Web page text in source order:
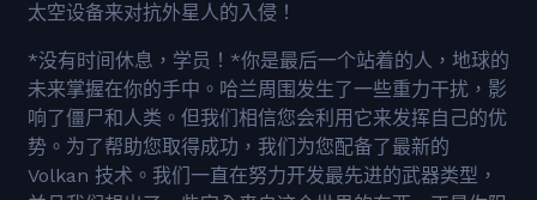
太空设备来对抗外星人的入侵！
*没有时间休息，学员！*你是最后一个站着的人，地球的
未来掌握在你的手中。哈兰周围发生了一些重力干扰，影
响了僵尸和人类。但我们相信您会利用它来发挥自己的优
势。为了帮助您取得成功，我们为您配备了最新的
Volkan 技术。我们一直在努力开发最先进的武器类型，